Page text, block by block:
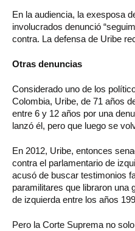
En la audiencia, la exesposa
involucrados denunció
contra. La defensa de Uribe
Otras denuncias
Considerado uno de los
Colombia, Uribe, de 71 años
entre 6 y 12 años por una
lanzó él, pero que luego se
En 2012, Uribe, entonces
contra el parlamentario de
acusó de buscar testimonios
paramilitares que libraron una
de izquierda entre los años
Pero la Corte Suprema no